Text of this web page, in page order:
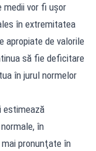
medii vor fi uşor
în extremitatea
apropiate de valorile
să fie deficitare
în jurul normelor
estimează
în
pronunţate în